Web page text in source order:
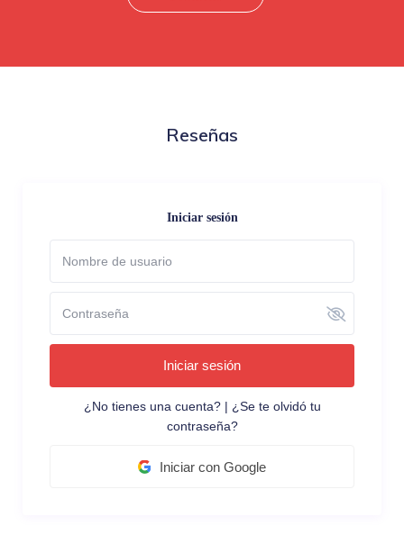
Reseñas
Iniciar sesión
Iniciar sesión
¿No tienes una cuenta?| ¿Se te olvidó tu
contraseña?
Iniciar con Google